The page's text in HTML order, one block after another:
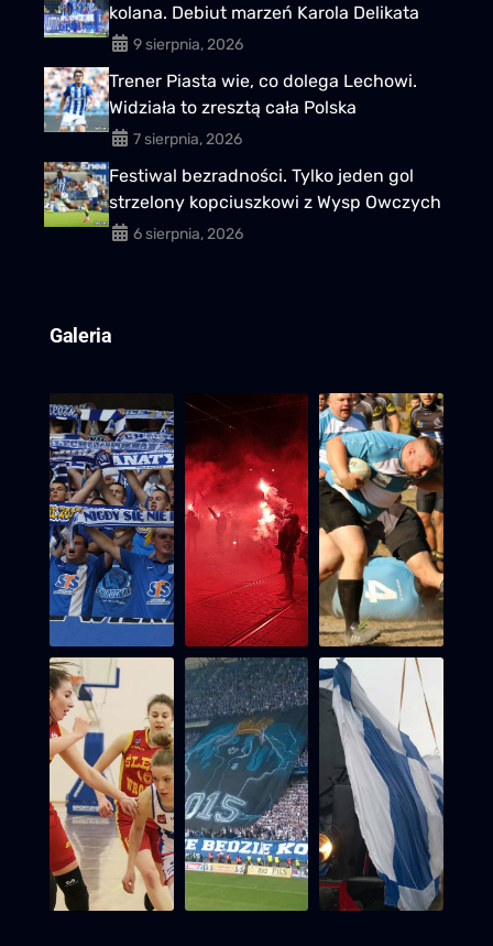
kolana. Debiut marzeń Karola Delikata
9 sierpnia, 2026
Trener Piasta wie, co dolega Lechowi.
Widziała to zresztą cała Polska
7 sierpnia, 2026
Festiwal bezradności. Tylko jeden gol
strzelony kopciuszkowi z Wysp Owczych
6 sierpnia, 2026
Galeria